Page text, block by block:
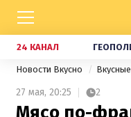
24 КАНАЛ
Новости Вкусно
27 мая, 20:25 2
Мясо по-